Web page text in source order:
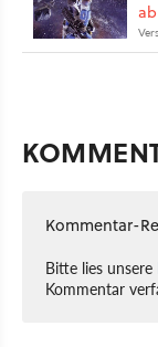
Kommentar-
Bitte lies unsere
Kommentar